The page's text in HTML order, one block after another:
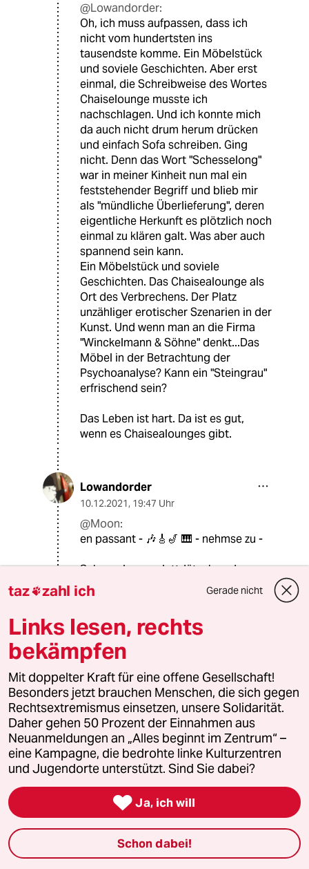
@Lowandorder:
Oh, ich muss aufpassen, dass ich
nicht vom hundertsten ins
tausendste komme. Ein Möbelstück
und soviele Geschichten. Aber erst
einmal, die Schreibweise des Wortes
Chaiselounge musste ich
nachschlagen. Und ich konnte mich
da auch nicht drum herum drücken
und einfach Sofa schreiben. Ging
nicht. Denn das Wort "Schesselong"
war in meiner Kinheit nun mal ein
feststehender Begriff und blieb mir
als "mündliche Überlieferung", deren
eigentliche Herkunft es plötzlich noch
einmal zu klären galt. Was aber auch
spannend sein kann.
Ein Möbelstück und soviele
Geschichten. Das Chaisealounge als
Ort des Verbrechens. Der Platz
unzähliger erotischer Szenarien in der
Kunst. Und wenn man an die Firma
"Winckelmann & Söhne" denkt...Das
Möbel in der Betrachtung der
Psychoanalyse? Kann ein "Steingrau"
erfrischend sein?
Das Leben ist hart. Da ist es gut,
wenn es Chaisealounges gibt.
Lowandorder
10.12.2021, 19:47 Uhr
@Moon:
en passant - 🎶🎸🎷 🎹 - nehmse zu -
Schesselong - plattdütsch=> das
feine -
Schisselaweng - “…& das Ganze dann
mit viel Schisselaweng…“ - für mich!
at work - auffem Bau - beie Buurens -
normal as usual. But.
& Däh
“ Schisslaweng [ʃɪslɑˈvɛŋ] bzw.
Zislaweng ist ein aus dem
Französischen gebildetes Wort. ... Tut
man etwas „mit einem Schisslaweng“,
Leichtigkeit, Unbeschwertheit.
de.wikipedia.org/wiki/Schisslaweng
Schisslaweng [ʃɪslɑˈvɛŋ] bzw.
taz zahl ich Gerade nicht
Links lesen, rechts
bekämpfen
Mit doppelter Kraft für eine offene Gesellschaft!
Besonders jetzt brauchen Menschen, die sich gegen
Rechtsextremismus einsetzen, unsere Solidarität.
Daher gehen 50 Prozent der Einnahmen aus
Neuanmeldungen an „Alles beginnt im Zentrum“ –
eine Kampagne, die bedrohte linke Kulturzentren
und Jugendorte unterstützt. Sind Sie dabei?
 Ja, ich will
Schon dabei!